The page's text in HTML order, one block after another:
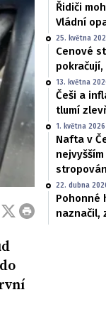
Řidiči
Vládní
25. května
Cenové
13. května
Češi a
tlumí
1. května
Nafta v
22. dubna
Pohonné
naznačil,